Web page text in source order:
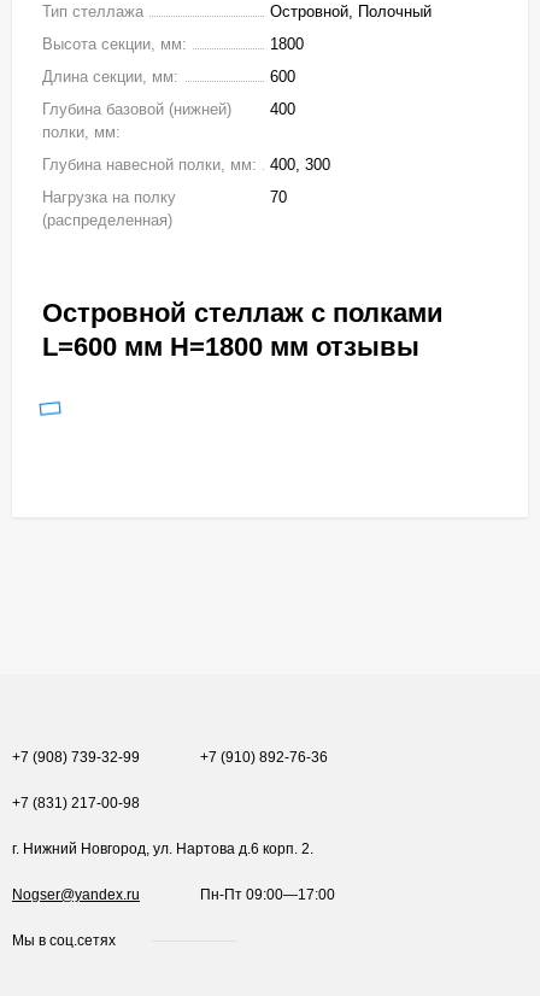
Тип стеллажа
Островной, Полочный
Высота секции, мм:
1800
Длина секции, мм:
600
Глубина базовой (нижней)
полки, мм:
400
Глубина навесной полки, мм:
400, 300
Нагрузка на полку
(распределенная)
70
Островной стеллаж с полками
L=600 мм H=1800 мм отзывы
+7 (908) 739-32-99 +7 (910) 892-76-36
+7 (831) 217-00-98
г. Нижний Новгород, ул. Нартова д.6 корп. 2.
Nogser@yandex.ru Пн-Пт 09:00—17:00
Мы в соц.сетях